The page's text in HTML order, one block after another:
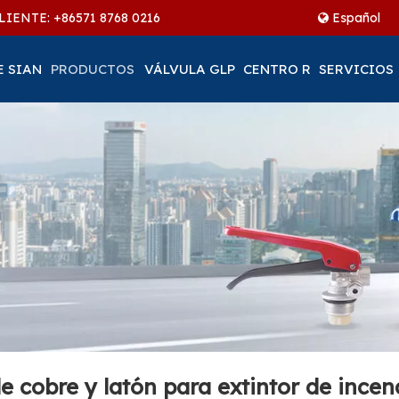
+86571 8768 0216 Español
SIAN PRODUCTOS VÁLVULA GLP CENTRO R SERVICIOS
cobre y latón para extintor de